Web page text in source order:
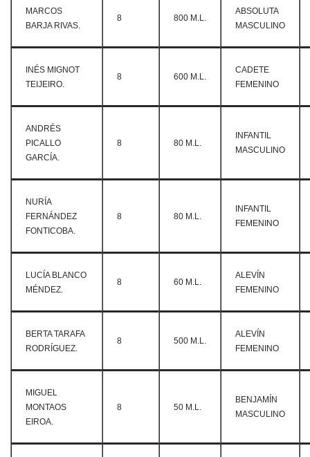
MARCOS
BARJA RIVAS.
8 800 M.L.
ABSOLUTA
MASCULINO
INÉS MIGNOT
TEIJEIRO.
8 600 M.L.
CADETE
FEMENINO
ANDRÉS
PICALLO
GARCÍA.
8 80 M.L.
INFANTIL
MASCULINO
NURÍA
FERNÁNDEZ
FONTICOBA.
8 80 M.L.
INFANTIL
FEMENINO
LUCÍA BLANCO
MÉNDEZ.
8 60 M.L.
ALEVÍN
FEMENINO
BERTA TARAFA
RODRÍGUEZ.
8 500 M.L.
ALEVÍN
FEMENINO
MIGUEL
MONTAOS
EIROA.
8 50 M.L.
BENJAMÍN
MASCULINO